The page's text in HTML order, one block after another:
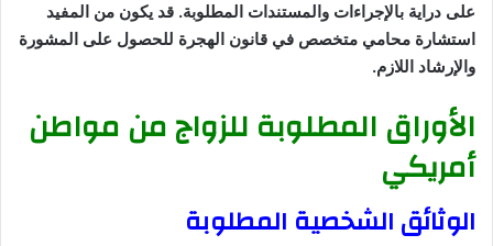
على دراية بالإجراءات والمستندات المطلوبة. قد يكون من المفيد
استشارة محامي متخصص في قانون الهجرة للحصول على المشورة
والإرشاد اللازم.
الأوراق المطلوبة للزواج من مواطن
أمريكي
الوثائق الشخصية المطلوبة